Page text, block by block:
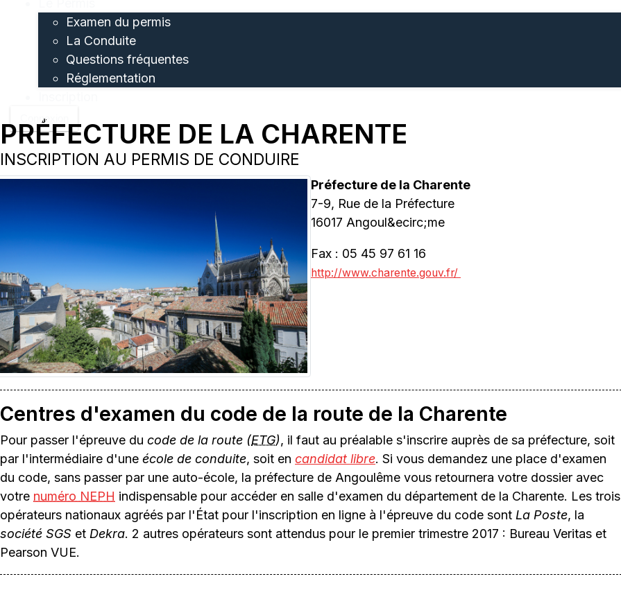
Examen du permis
La Conduite
Questions fréquentes
Réglementation
Connexion
PRÉFECTURE DE LA CHARENTE
INSCRIPTION AU PERMIS DE CONDUIRE
Préfecture de la Charente
7-9, Rue de la Préfecture
16017 Angoul&ecirc;me
Fax : 05 45 97 61 16
http://www.charente.gouv.fr/
Centres d'examen du code de la route de la Charente
Pour passer l'épreuve du code de la route (ETG), il faut au préalable s'inscrire auprès de sa préfecture, soit
par l'intermédiaire d'une école de conduite, soit en candidat libre. Si vous demandez une place d'examen
du code, sans passer par une auto-école, la préfecture de Angoulême vous retournera votre dossier avec
votre numéro NEPH indispensable pour accéder en salle d'examen du département de la Charente. Les trois
opérateurs nationaux agréés par l'État pour l'inscription en ligne à l'épreuve du code sont La Poste, la
société SGS et Dekra. 2 autres opérateurs sont attendus pour le premier trimestre 2017 : Bureau Veritas et
Pearson VUE.